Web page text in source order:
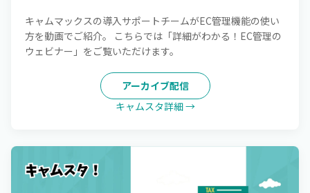
キャムマックスの導入サポートチームがEC管理機能の使い
方を動画でご紹介。 こちらでは「詳細がわかる！EC管理の
ウェビナー」をご覧いただけます。
アーカイブ配信
キャムスタ詳細 →